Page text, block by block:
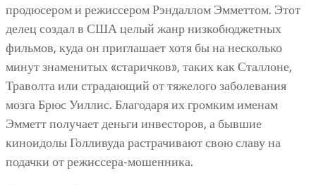
продюсером и режиссером Рэндаллом Эмметтом. Этот
делец создал в США целый жанр низкобюджетных
фильмов, куда он приглашает хотя бы на несколько
минут знаменитых «старичков», таких как Сталлоне,
Траволта или страдающий от тяжелого заболевания
мозга Брюс Уиллис. Благодаря их громким именам
Эмметт получает деньги инвесторов, а бывшие
киноидолы Голливуда растрачивают свою славу на
подачки от режиссера-мошенника.